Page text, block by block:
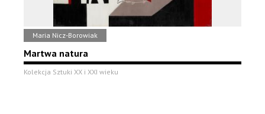
Maria Nicz-Borowiak
Martwa natura
Kolekcja Sztuki XX i XXI wieku